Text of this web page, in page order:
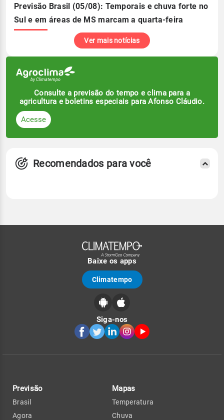
Previsão Brasil (05/08): Temporais e chuva forte no
Sul e em áreas de MS marcam a quarta-feira
Ver mais notícias
Consulte a previsão do tempo e clima para a
agricultura e boletins especiais para Afonso Cláudio.
Acesse
Recomendados para você
Baixe os apps
Climatempo
Siga-nos
Previsão
Brasil
Agora
Mapas
Temperatura
Chuva